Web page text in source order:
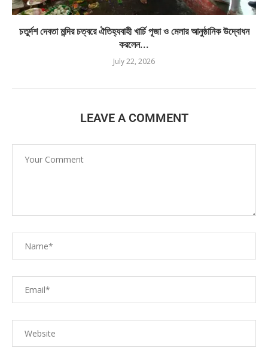
চতুর্দশ দেবতা মন্দির চত্বরে ঐতিহ্যবাহী খার্চি পূজা ও মেলার আনুষ্ঠানিক উদ্বোধন
করলেন...
July 22, 2026
LEAVE A COMMENT